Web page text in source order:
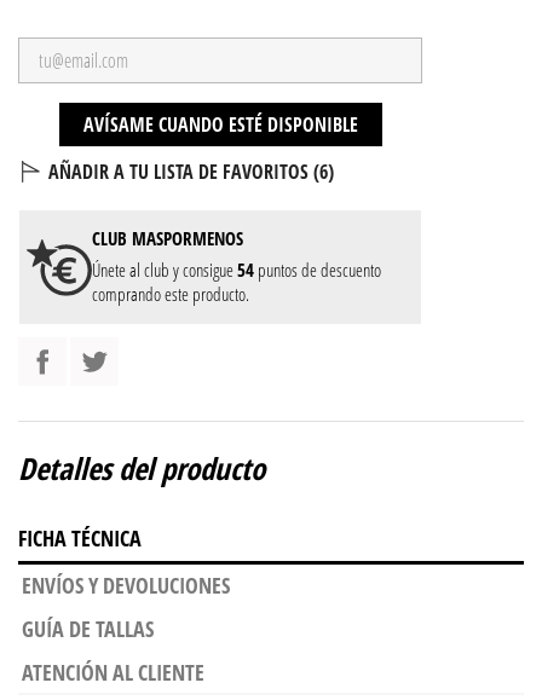
AVÍSAME CUANDO ESTÉ DISPONIBLE
AÑADIR A TU LISTA DE FAVORITOS (6)
CLUB MASPORMENOS
Únete al club y consigue54 puntos de descuento
comprando este producto.
Detalles del producto
FICHA TÉCNICA
ENVÍOS Y DEVOLUCIONES
GUÍA DE TALLAS
ATENCIÓN AL CLIENTE